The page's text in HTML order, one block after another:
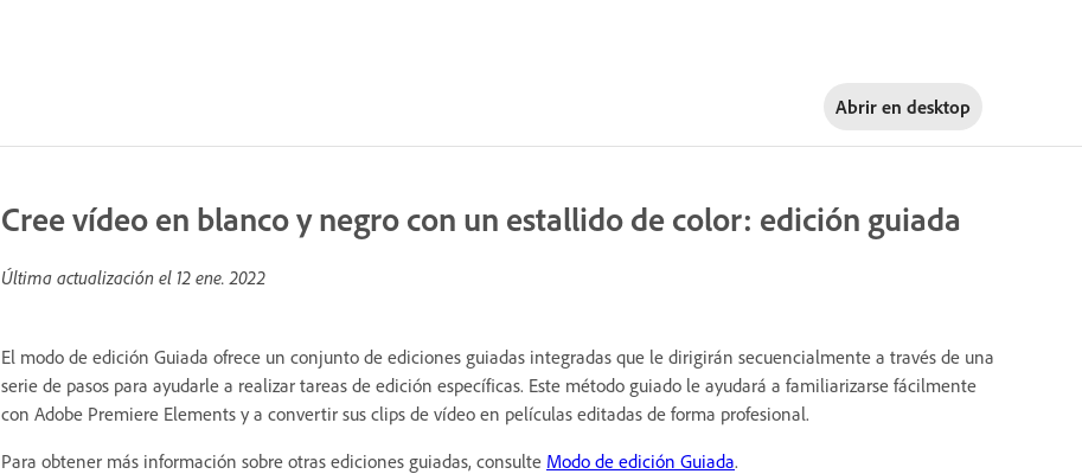
Abrir en desktop
Cree vídeo en blanco y negro con un estallido de color: edición guiada
Última actualización el 12 ene. 2022
El modo de edición Guiada ofrece un conjunto de ediciones guiadas integradas que le dirigirán secuencialmente a través de una
serie de pasos para ayudarle a realizar tareas de edición específicas. Este método guiado le ayudará a familiarizarse fácilmente
con Adobe Premiere Elements y a convertir sus clips de vídeo en películas editadas de forma profesional.
Para obtener más información sobre otras ediciones guiadas, consulte Modo de edición Guiada.